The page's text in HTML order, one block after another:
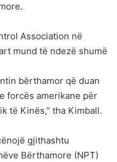
Association në
mund të ndezë shumë
bërthamor që duan
forcës amerikane për
të Kinës,” tha Kimball.
gjithashtu
Bërthamore (NPT)